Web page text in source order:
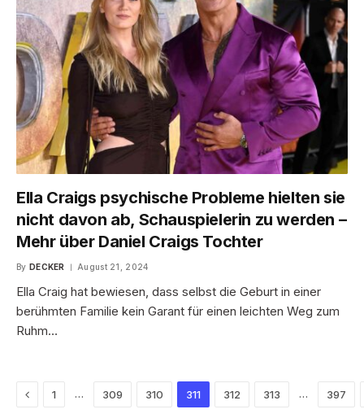
Ella Craigs psychische Probleme hielten sie
nicht davon ab, Schauspielerin zu werden –
Mehr über Daniel Craigs Tochter
By DECKER August 21, 2024
Ella Craig hat bewiesen, dass selbst die Geburt in einer
berühmten Familie kein Garant für einen leichten Weg zum
Ruhm…
Previous
1 … 309 310 311 312 313 … 397